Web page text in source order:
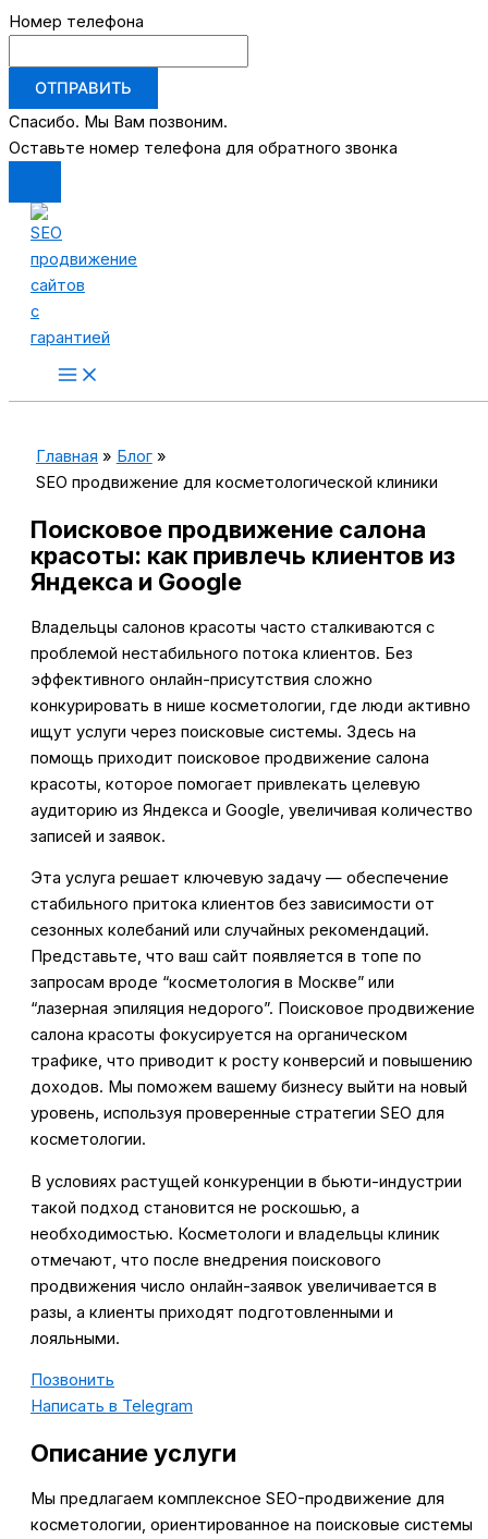
Номер телефона
ОТПРАВИТЬ
Спасибо. Мы Вам позвоним.
Оставьте номер телефона для обратного звонка
Перейти
содержимому
Main
Menu
Главная
Блог
SEO продвижение для косметологической клиники
Поисковое продвижение салона
красоты: как привлечь клиентов из
Яндекса и Google
Владельцы салонов красоты часто сталкиваются с
проблемой нестабильного потока клиентов. Без
эффективного онлайн-присутствия сложно
конкурировать в нише косметологии, где люди активно
ищут услуги через поисковые системы. Здесь на
помощь приходит поисковое продвижение салона
красоты, которое помогает привлекать целевую
аудиторию из Яндекса и Google, увеличивая количество
записей и заявок.
Эта услуга решает ключевую задачу — обеспечение
стабильного притока клиентов без зависимости от
сезонных колебаний или случайных рекомендаций.
Представьте, что ваш сайт появляется в топе по
запросам вроде “косметология в Москве” или
“лазерная эпиляция недорого”. Поисковое продвижение
салона красоты фокусируется на органическом
трафике, что приводит к росту конверсий и повышению
доходов. Мы поможем вашему бизнесу выйти на новый
уровень, используя проверенные стратегии SEO для
косметологии.
В условиях растущей конкуренции в бьюти-индустрии
такой подход становится не роскошью, а
необходимостью. Косметологи и владельцы клиник
отмечают, что после внедрения поискового
продвижения число онлайн-заявок увеличивается в
разы, а клиенты приходят подготовленными и
лояльными.
Позвонить
Написать в Telegram
Описание услуги
Мы предлагаем комплексное SEO-продвижение для
косметологии, ориентированное на поисковые системы